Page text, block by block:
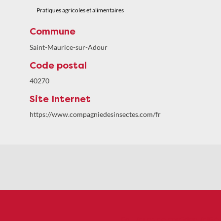
Pratiques agricoles et alimentaires
Commune
Saint-Maurice-sur-Adour
Code postal
40270
Site Internet
https://www.compagniedesinsectes.com/fr